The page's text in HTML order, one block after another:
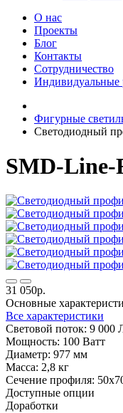
О нас
Проекты
Блог
Контакты
Сотрудничество
Индивидуальные
Фигурные
Светодиодный
SMD-Line-
31 050р.
Основные
Все характеристики
Световой поток: 9 000
Мощность: 100 Ватт
Диаметр: 977 мм
Масса: 2,8 кг
Сечение профиля:
Доступные опции
Доработки